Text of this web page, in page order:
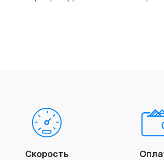
Скорость